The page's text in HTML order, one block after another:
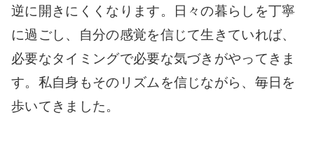
逆に開きにくくなります。日々の暮らしを丁寧
に過ごし、自分の感覚を信じて生きていれば、
必要なタイミングで必要な気づきがやってきま
す。私自身もそのリズムを信じながら、毎日を
歩いてきました。